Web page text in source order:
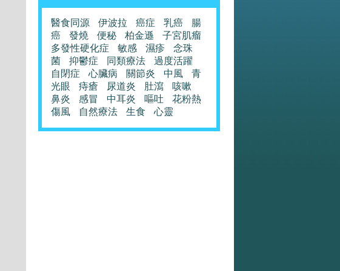
醫食同源 伊波拉 癌症 乳癌
腸
癌
發燒 便秘 柏金遜
子宮肌瘤
多發性硬化症
敏感 濕疹
念珠
菌
抑鬱症 同類療法
過度活躍
自閉症
心臟病 關節炎 中風
青
光眼
痔瘡 尿道炎 肚瀉
咳嗽
鼻炎
感冒 中耳炎 嘔吐
花粉熱
傷風
自然療法 生食 心靈